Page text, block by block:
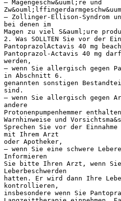
– Magengeschw&uuml;re und
– Zollinger-Ellison-Syndrom
bei denen im
Magen zu viel S&auml;ure
2. Was SOLLTEN Sie vor der
PantoprazolActavis 40 mg
Pantoprazol-Actavis 40 mg darf
werden,
– wenn Sie allergisch gegen
in Abschnitt 6.
genannten sonstigen
sind.
– wenn Sie allergisch gegen
andere
Protonenpumpenhemmer
Warnhinweise und
Sprechen Sie vor der
mit Ihrem Arzt
oder Apotheker,
– wenn Sie eine schwere
Informieren
Sie bitte Ihren Arzt, wenn Sie
Leberbeschwerden
hatten. Er wird dann Ihre
kontrollieren,
insbesondere wenn Sie